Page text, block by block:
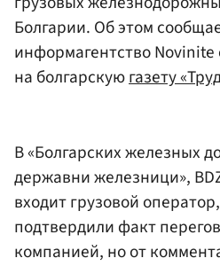
Болгарии. Об этом
информагентство Novinite
на болгарскуюгазету
В «Болгарских железных
державни железници»,
входит грузовой
подтвердили факт
компанией, но от